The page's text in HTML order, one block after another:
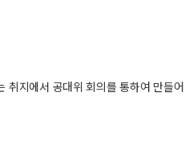
취지에서 공대위 회의를 통하여 만들어